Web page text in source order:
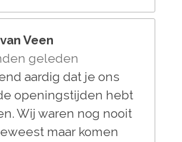
Veen
geleden
aardig dat je ons
openingstijden hebt
Wij waren nog nooit
maar komen